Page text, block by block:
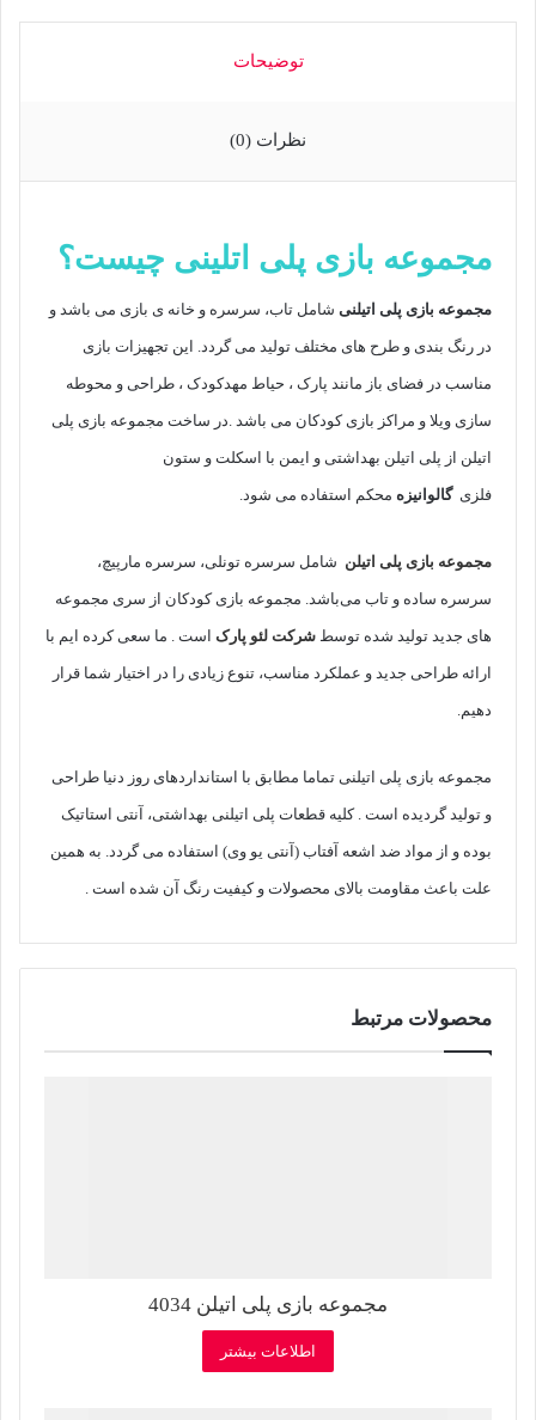
توضیحات
نظرات (0)
مجموعه بازی پلی اتلینی چیست؟
مجموعه بازی پلی اتیلنی شامل تاب، سرسره و خانه ی بازی می باشد و
در رنگ بندی و طرح های مختلف تولید می گردد. این تجهیزات بازی
مناسب در فضای باز مانند پارک ، حیاط مهدکودک ، طراحی و محوطه
سازی ویلا و مراکز بازی کودکان می باشد .در ساخت مجموعه بازی پلی
اتیلن از پلی اتیلن بهداشتی و ایمن با اسکلت و ستون
فلزیگالوانیزه محکم استفاده می شود.
مجموعه بازی پلی اتیلن شامل سرسره تونلی، سرسره مارپیچ،
سرسره ساده و تاب می‌باشد. مجموعه بازی کودکان از سری مجموعه
های جدید تولید شده توسط شرکت لئو پارک است . ما سعی کرده ایم با
ارائه طراحی جدید و عملکرد مناسب، تنوع زیادی را در اختیار شما قرار
دهیم.
مجموعه بازی پلی اتیلنی تماما مطابق با استانداردهای روز دنیا طراحی
و تولید گردیده است . کلیه قطعات پلی اتیلنی بهداشتی، آنتی استاتیک
بوده و از مواد ضد اشعه آفتاب (آنتی یو وی) استفاده می گردد. به همین
علت باعث مقاومت بالای محصولات و کیفیت رنگ آن شده است .
محصولات مرتبط
مجموعه بازی پلی اتیلن 4034
اطلاعات بیشتر